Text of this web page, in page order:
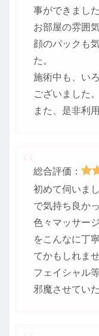
事ができました
お部屋の雰囲
顔のパックも
た。
施術中も、い
ございました。
また、是非利
総合評価：
初めて伺いま
で気持ち良か
色々マッサー
をこんなに丁
てかもしれませ
フェイシャル
邪魔させてい